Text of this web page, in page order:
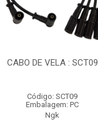
CABO DE VELA : SCT09
Código: SCT09
Embalagem: PC
Ngk